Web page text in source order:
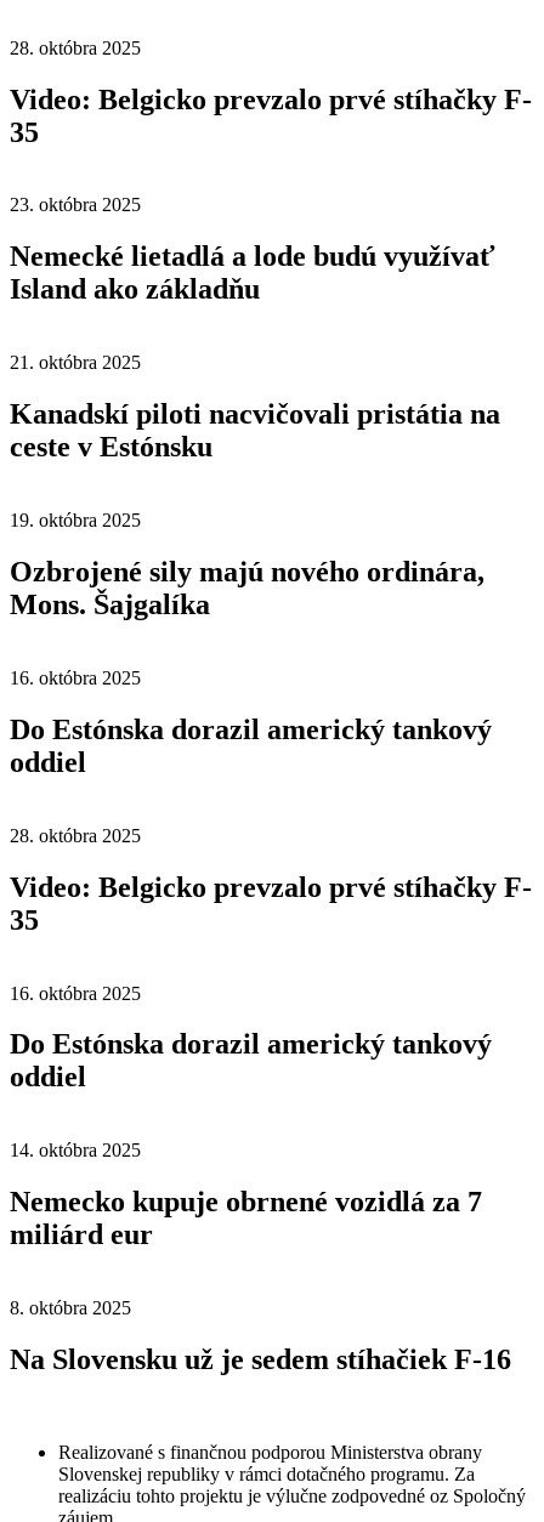
28. októbra 2025
Video: Belgicko prevzalo prvé stíhačky F-
35
23. októbra 2025
Nemecké lietadlá a lode budú využívať
Island ako základňu
21. októbra 2025
Kanadskí piloti nacvičovali pristátia na
ceste v Estónsku
19. októbra 2025
Ozbrojené sily majú nového ordinára,
Mons. Šajgalíka
16. októbra 2025
Do Estónska dorazil americký tankový
oddiel
28. októbra 2025
Video: Belgicko prevzalo prvé stíhačky F-
35
16. októbra 2025
Do Estónska dorazil americký tankový
oddiel
14. októbra 2025
Nemecko kupuje obrnené vozidlá za 7
miliárd eur
8. októbra 2025
Na Slovensku už je sedem stíhačiek F-16
Realizované s finančnou podporou Ministerstva obrany
Slovenskej republiky v rámci dotačného programu. Za
realizáciu tohto projektu je výlučne zodpovedné oz Spoločný
záujem